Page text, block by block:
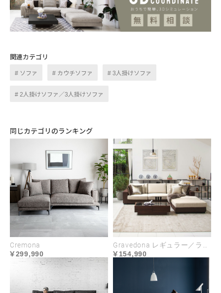
ふっくらとしたフォルムで全身をしっかりと
支え、安定感ある贅沢な座り心地。角の取れ
なレイアウトにも対応。
関連カテゴリ
ソファ カウチソファ 3人掛けソファ
2人掛けソファ／3人掛けソファ
同じカテゴリのランキング
Cremona
299,990
Gravedona レギュラー／ラージサイズ
154,990